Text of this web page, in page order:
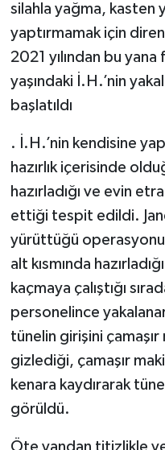
silahla yağma, kasten
yaptırmamak için
2021 yılından bu
yaşındaki İ.H.’nin
başlatıldı
. İ.H.’nin kendisine
hazırlık içerisinde
hazırladığı ve evin
ettiği tespit edildi.
yürüttüğü
alt kısmında
kaçmaya çalıştığı
personelince
tünelin girişini çamaşır
gizlediği, çamaşır
kenara kaydırarak
görüldü.